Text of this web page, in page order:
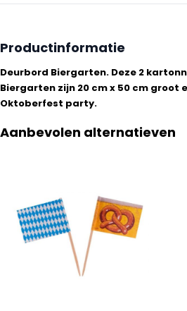
Productinformatie
Deurbord Biergarten. Deze 2
Biergarten zijn 20 cm x 50 cm groot
Oktoberfest party.
Aanbevolen alternatieven